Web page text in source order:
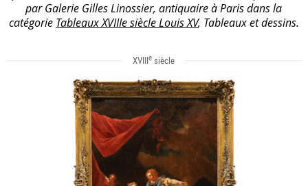
par Galerie Gilles Linossier, antiquaire à Paris dans la
catégorie Tableaux XVIIIe siècle Louis XV, Tableaux et dessins.
XVIIIe siècle